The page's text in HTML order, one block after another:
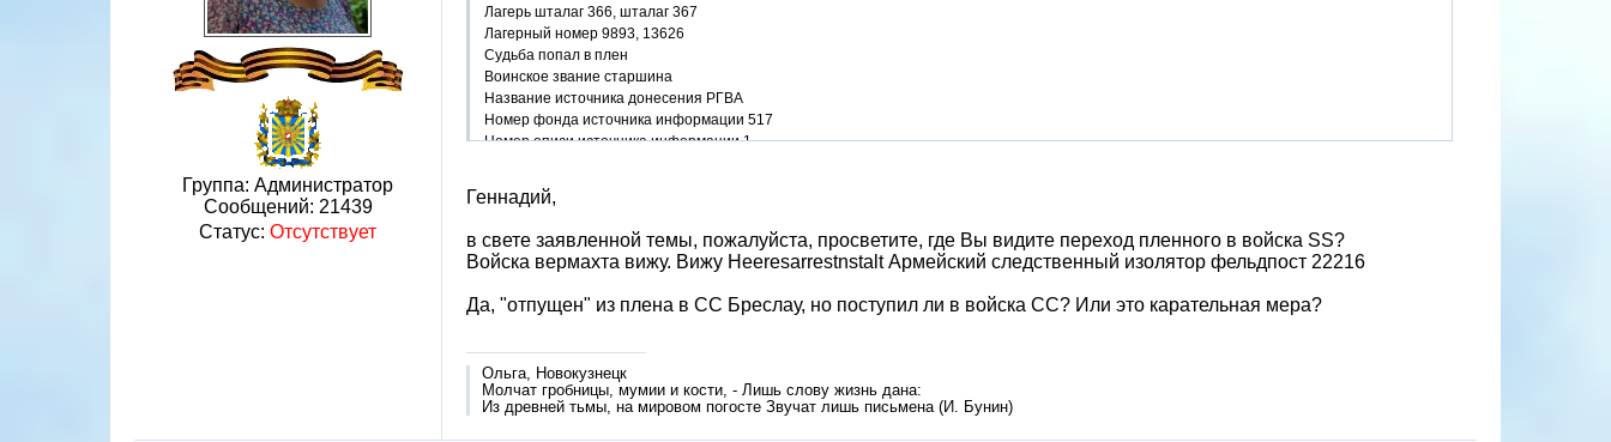
Группа: Администратор
Сообщений: 21439
Статус: Отсутствует
Лагерь шталаг 366, шталаг 367
Лагерный номер 9893, 13626
Судьба попал в плен
Воинское звание старшина
Название источника донесения РГВА
Номер фонда источника информации 517
Номер описи источника информации 1
Геннадий,
в свете заявленной темы, пожалуйста, просветите, где Вы видите переход пленного в войска SS?
Войска вермахта вижу. Вижу Heeresarrestnstalt Армейский следственный изолятор фельдпост 22216
Да, "отпущен" из плена в СС Бреслау, но поступил ли в войска СС? Или это карательная мера?
Ольга, Новокузнецк
Молчат гробницы, мумии и кости, - Лишь слову жизнь дана:
Из древней тьмы, на мировом погосте Звучат лишь письмена (И. Бунин)